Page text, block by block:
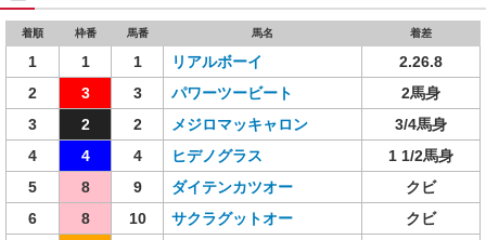
着順 枠番 馬番 馬名 着差
1 1 1 リアルボーイ
2.26.8
2
3 3 パワーツービート
2馬身
3
2 2 メジロマッキャロン
3/4馬身
4
4 4 ヒデノグラス
1 1/2馬身
5
8 9 ダイテンカツオー
クビ
6
8 10 サクラグットオー
クビ